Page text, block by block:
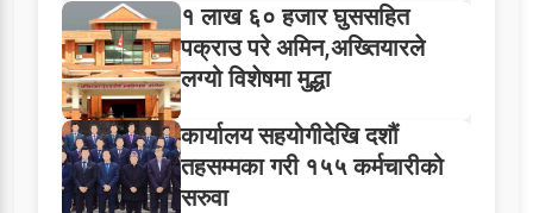
१ लाख ६० हजार घुससहित
पक्राउ परे अमिन,अख्तियारले
लग्यो विशेषमा मुद्धा
कार्यालय सहयोगीदेखि दशौं
तहसम्मका गरी १५५ कर्मचारीको
सरुवा